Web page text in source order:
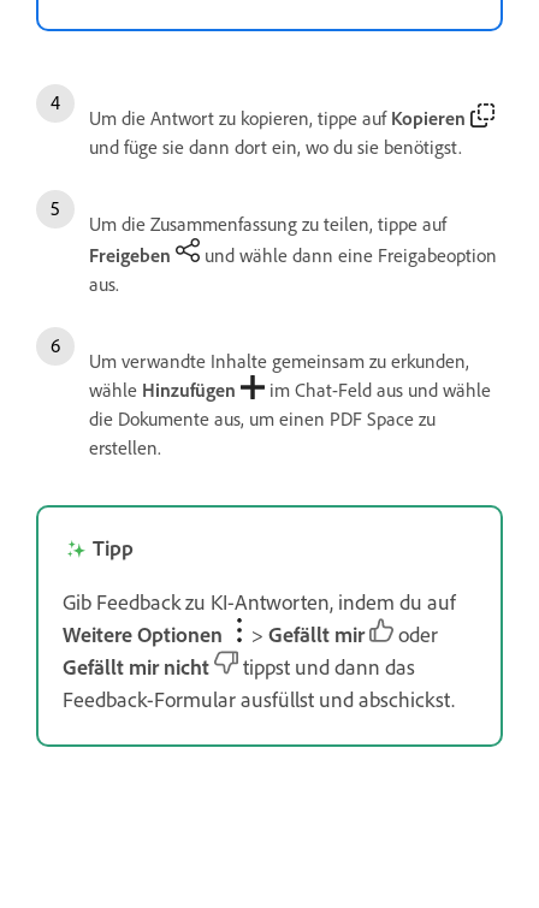
Um die Antwort zu kopieren, tippe auf Kopieren
und füge sie dann dort ein, wo du sie benötigst.
Um die Zusammenfassung zu teilen, tippe auf
Freigeben
und wähle dann eine Freigabeoption
aus.
Um verwandte Inhalte gemeinsam zu erkunden,
wähle Hinzufügen
im Chat-Feld aus und wähle
die Dokumente aus, um einen PDF Space zu
erstellen.
Tipp
Gib Feedback zu KI-Antworten, indem du auf
Weitere Optionen
> Gefällt mir
oder
Gefällt mir nicht
tippst und dann das
Feedback-Formular ausfüllst und abschickst.